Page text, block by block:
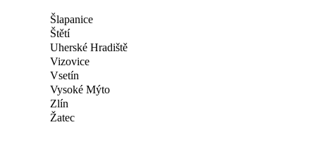
Šlapanice
Štětí
Uherské Hradiště
Vizovice
Vsetín
Vysoké Mýto
Zlín
Žatec